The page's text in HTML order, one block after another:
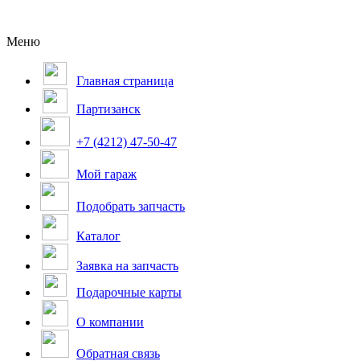
Меню
Главная страница
Партизанск
+7 (4212) 47-50-47
Мой гараж
Подобрать запчасть
Каталог
Заявка на запчасть
Подарочные карты
О компании
Обратная связь